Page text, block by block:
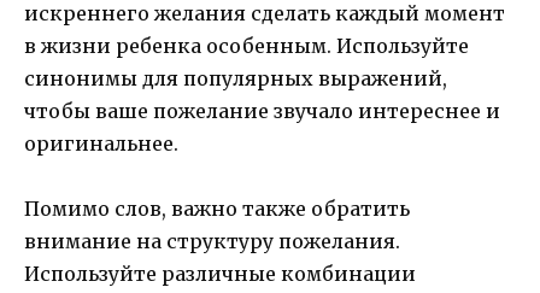
искреннего желания сделать каждый момент
в жизни ребенка особенным. Используйте
синонимы для популярных выражений,
чтобы ваше пожелание звучало интереснее и
оригинальнее.
Помимо слов, важно также обратить
внимание на структуру пожелания.
Используйте различные комбинации